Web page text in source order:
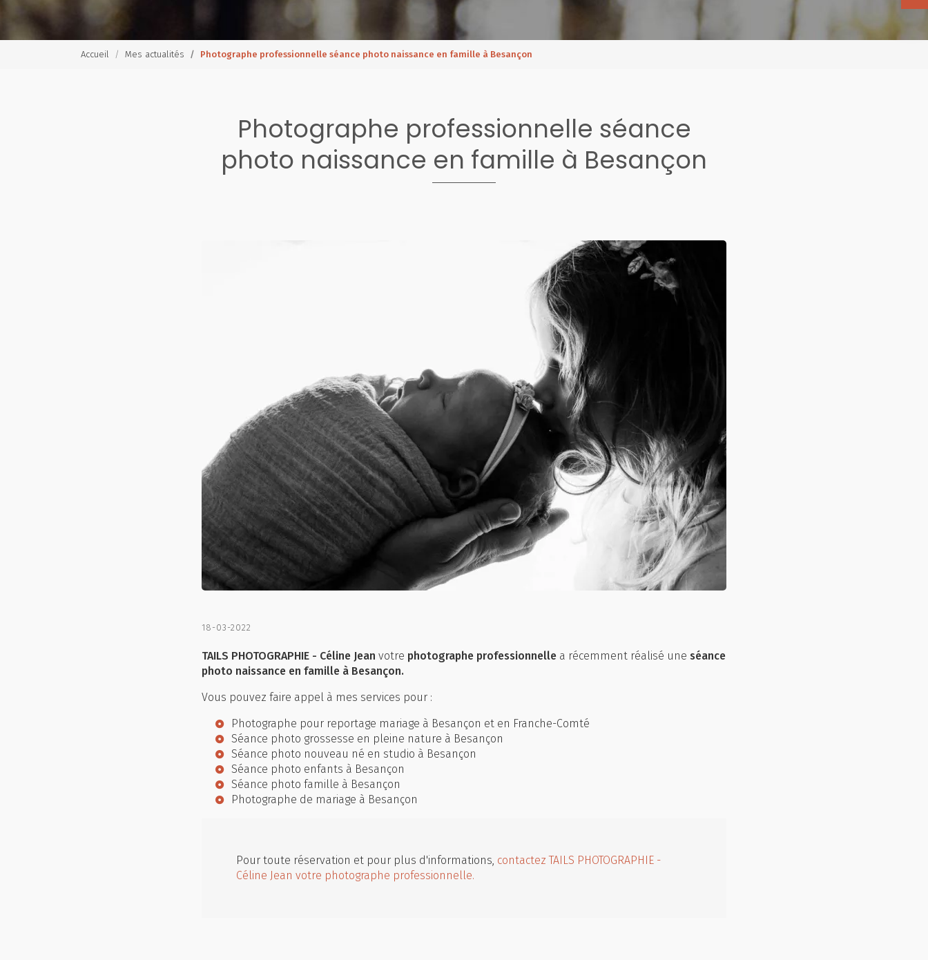
Accueil Mes actualités Photographe professionnelle séance photo naissance en famille à Besançon
Photographe professionnelle séance
photo naissance en famille à Besançon
18-03-2022
TAILS PHOTOGRAPHIE - Céline Jean votre photographe professionnelle a récemment réalisé une séance
photo naissance en famille à Besançon.
Vous pouvez faire appel à mes services pour :
Photographe pour reportage mariage à Besançon et en Franche-Comté
Séance photo grossesse en pleine nature à Besançon
Séance photo nouveau né en studio à Besançon
Séance photo enfants à Besançon
Séance photo famille à Besançon
Photographe de mariage à Besançon
Pour toute réservation et pour plus d'informations, contactez TAILS PHOTOGRAPHIE -
Céline Jean votre photographe professionnelle.